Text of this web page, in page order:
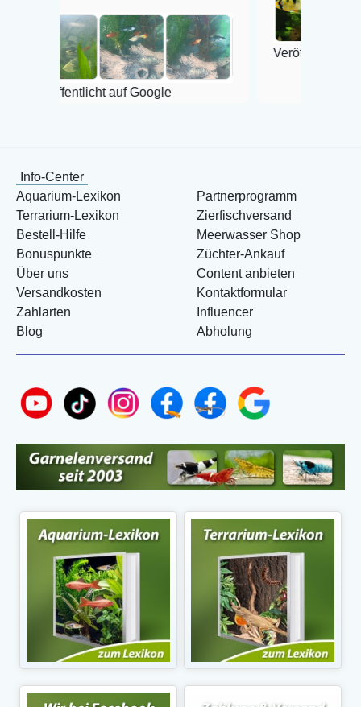
auf Google
Veröffentlicht auf Google
Info-Center
Aquarium-Lexikon
Terrarium-Lexikon
Bestell-Hilfe
Bonuspunkte
Über uns
Versandkosten
Zahlarten
Blog
Partnerprogramm
Zierfischversand
Meerwasser Shop
Züchter-Ankauf
Content anbieten
Kontaktformular
Influencer
Abholung